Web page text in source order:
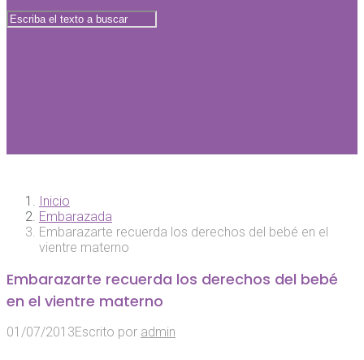
Inicio
Embarazada
Embarazarte recuerda los derechos del bebé en el
vientre materno
Embarazarte recuerda los derechos del bebé
en el vientre materno
01/07/2013Escrito por admin